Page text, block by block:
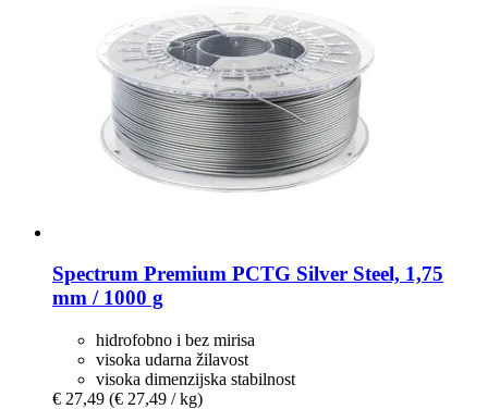
Spectrum Premium PCTG Silver Steel, 1,75
mm / 1000 g
hidrofobno i bez mirisa
visoka udarna žilavost
visoka dimenzijska stabilnost
€ 27,49 (€ 27,49 / kg)